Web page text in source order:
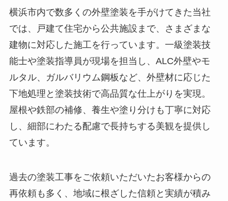
横浜市内で数多くの外壁塗装を手がけてきた当社
では、戸建て住宅から公共施設まで、さまざまな
建物に対応した施工を行っています。一級塗装技
能士や塗装指導員が現場を担当し、ALC外壁やモ
ルタル、ガルバリウム鋼板など、外壁材に応じた
下地処理と塗装技術で高品質な仕上がりを実現。
屋根や鉄部の補修、養生や塗り分けも丁寧に対応
し、細部にわたる配慮で長持ちする美観を提供し
ています。
過去の塗装工事をご依頼いただいたお客様からの
再依頼も多く、地域に根ざした信頼と実績が積み